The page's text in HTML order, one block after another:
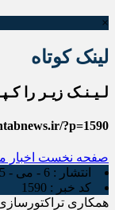
×
لینک کوتاه
لـیـنـک زیـر را
?p=1590
صفحه نخست اخبار
انتشار : 6 - می - 2025 - 11:07
کد خبر : 1590
همکاری